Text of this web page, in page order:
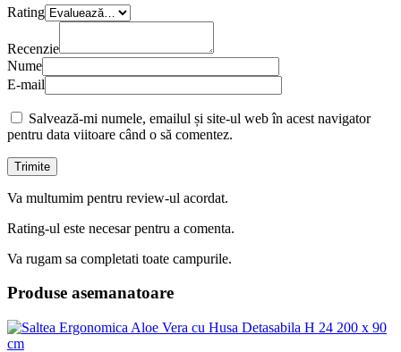
Rating
Recenzie
Nume
E-mail
Salvează-mi numele, emailul și site-ul web în acest navigator
pentru data viitoare când o să comentez.
Va multumim pentru review-ul acordat.
Rating-ul este necesar pentru a comenta.
Va rugam sa completati toate campurile.
Produse asemanatoare